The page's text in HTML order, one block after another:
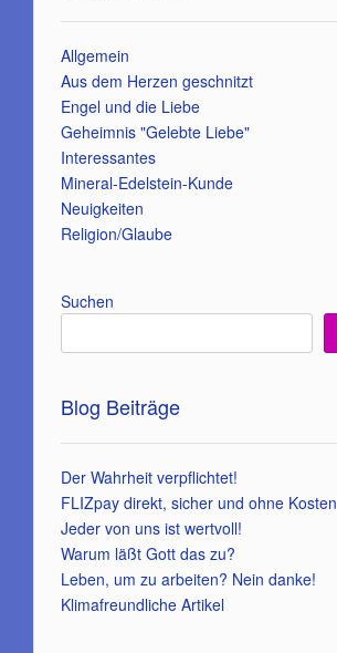
Allgemein
Aus dem Herzen geschnitzt
Engel und die Liebe
Geheimnis "Gelebte Liebe"
Interessantes
Mineral-Edelstein-Kunde
Neuigkeiten
Religion/Glaube
Suchen
Blog Beiträge
Der Wahrheit verpflichtet!
FLIZpay direkt, sicher und ohne Kosten
Jeder von uns ist wertvoll!
Warum läßt Gott das zu?
Leben, um zu arbeiten? Nein danke!
Klimafreundliche Artikel